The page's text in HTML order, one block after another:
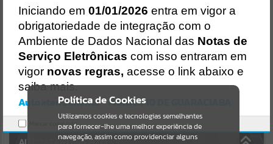
Resultados para""
Portais
Por favor, aguarde...
Política de Cookies
Utilizamos cookies e tecnologias semelhantes
para fornecer-lhe uma melhor experiência de
navegação, assim como providenciar alguns
Iniciando em 01/01/2026 entra em vigor a
obrigatoriedade de integração com o
Ambiente de Dados Nacional das Notas de
Serviço Eletrônicas com isso entraram em
vigor novas regras, acesse o link abaixo e
saiba mais.
Autoatendimento - MUNICIPIO DE GUARACIABA
Marcar como lido.
Gerenciamento do Sistema
CÓDIGO DA MENSAGEM:
Ocorreu um erro de script:
Uncaught SyntaxError: Unexpected token '('
https://guaraciaba.atende.net/cidadao/pagina/static/bundle/wpo_in
dex_2_base_l2_portal_editores_sync_d9fb77cfd5741fafc9972edc7a6
41fea.js?v=83d4f602:47
Verificar Mais Detalhes